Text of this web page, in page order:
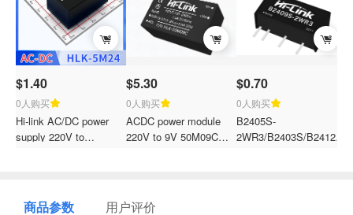
$1.40
0人购买
Hi-link AC/DC power
supply 220V to
down power converter
$5.30
0人购买
ACDC power module
220V to 9V 50M09C
$0.70
0人购买
B2405S-
2WR3/B2403S/B2412S/
商品参数 用户评价